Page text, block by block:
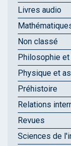
Livres audio
Non classé
Philosophie
Physique et
Préhistoire
Relations
Revues
Sciences de